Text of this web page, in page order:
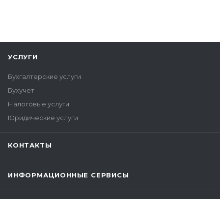
УСЛУГИ
Бухгалтерские услуги
Бухучет
Налоговые услуги
Юридические услуги
КОНТАКТЫ
ИНФОРМАЦИОННЫЕ СЕРВИСЫ